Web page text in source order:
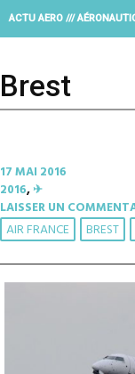
ACTU AERO ///
Brest
17 MAI 2016
2016,✈︎
LAISSER UN
AIR FRANCE BREST